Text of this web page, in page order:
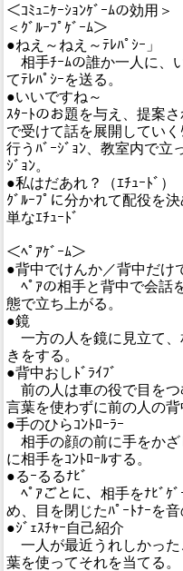
＜ｺﾐｭﾆｹｰｼｮﾝｹﾞｰﾑの効用＞
＜ｸﾞﾙｰﾌﾟｹﾞｰﾑ＞
●ねえ～ねえ～ﾃﾚﾊﾟｼｰ」
相手ﾁｰﾑの誰か一人に、
てﾃﾚﾊﾟｼｰを送る。
●いいですね～
ｽﾀｰﾄのお題を与え、提案
で受けて話を展開してい
行うﾊﾞｰｼﾞｮﾝ、教室内で立
ｼﾞｮﾝ。
●私はだあれ？（ｴﾁｭｰﾄﾞ）
ｸﾞﾙｰﾌﾟに分かれて配役を
単なｴﾁｭｰﾄﾞ
＜ﾍﾟｱｹﾞｰﾑ＞
●背中でけんか／背中だけ
ﾍﾟｱの相手と背中で会話
態で立ち上がる。
●鏡
一方の人を鏡に見立て、
きをする。
●背中おしﾄﾞﾗｲﾌﾞ
前の人は車の役で目をつ
言葉を使わずに前の人の
●手のひらｺﾝﾄﾛｰﾗｰ
相手の顔の前に手をかざ
に相手をｺﾝﾄﾛｰﾙする。
●るｰるるﾅﾋﾞ
ﾍﾟｱごとに、相手をﾅﾋﾞｹ
め、目を閉じたﾊﾟｰﾄﾅｰを
●ｼﾞｪｽﾁｬｰ自己紹介
一人が最近うれしかった
葉を使ってそれを当てる。